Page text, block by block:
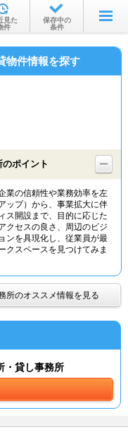
ら
ら
見た
件
保存中の
条件
物件情報を探す
ポイント
業の信頼性や業務効率を左
ップ）から、事業拡大に伴
ス開設まで、目的に応じた
クセスの良さ、周辺のビジ
ンを具現化し、従業員が最
クスペースを見つけてみま
所のオススメ情報を見る
・貸し事務所